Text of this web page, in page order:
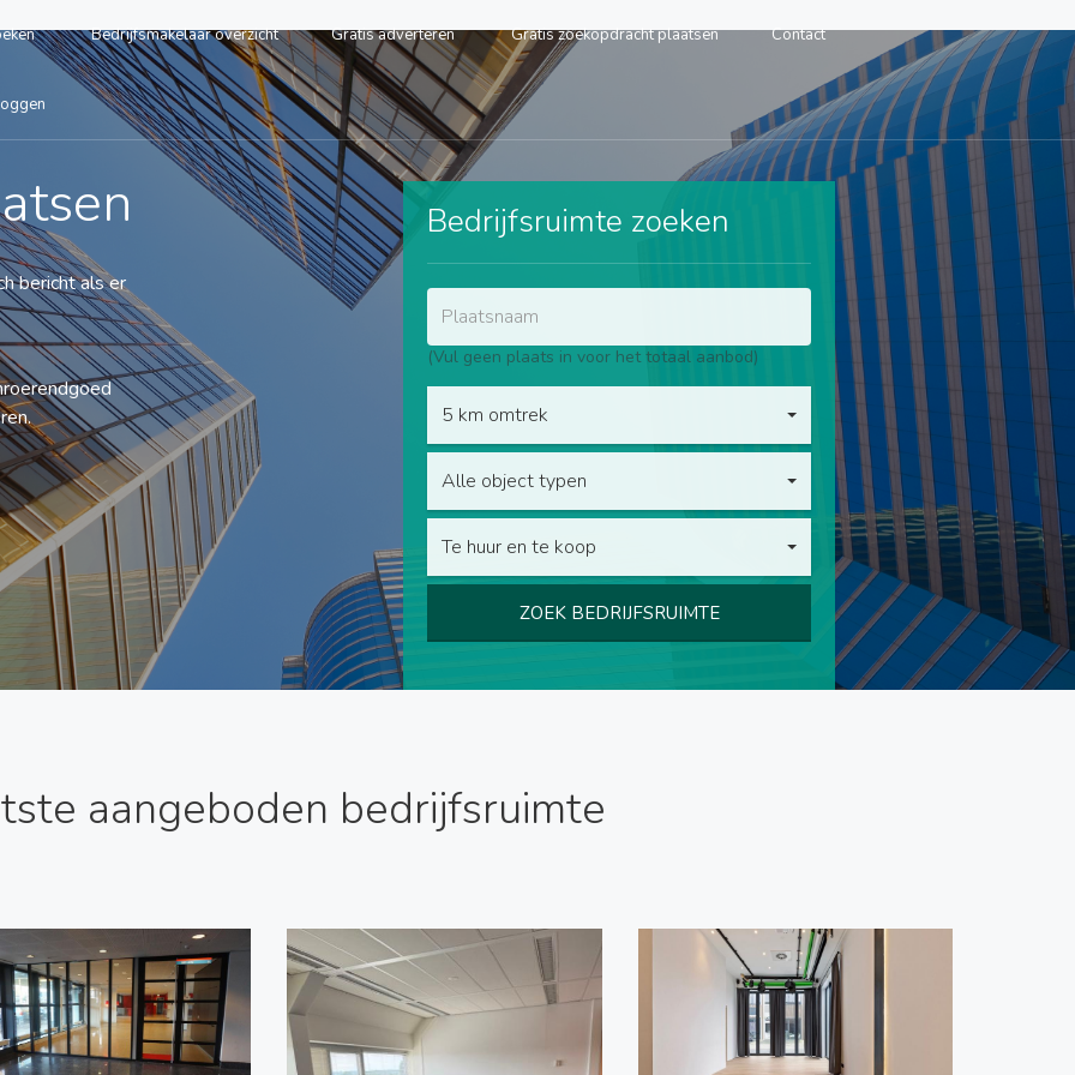
Bedrijfsmakelaar overzicht Gratis adverteren Gratis zoekopdracht plaatsen Contact
bericht als er
Bedrijfsruimte zoeken
(Vul geen plaats in voor het totaal aanbod)
5 km omtrek
Alle object typen
Te huur en te koop
ZOEK BEDRIJFSRUIMTE
aangeboden bedrijfsruimte